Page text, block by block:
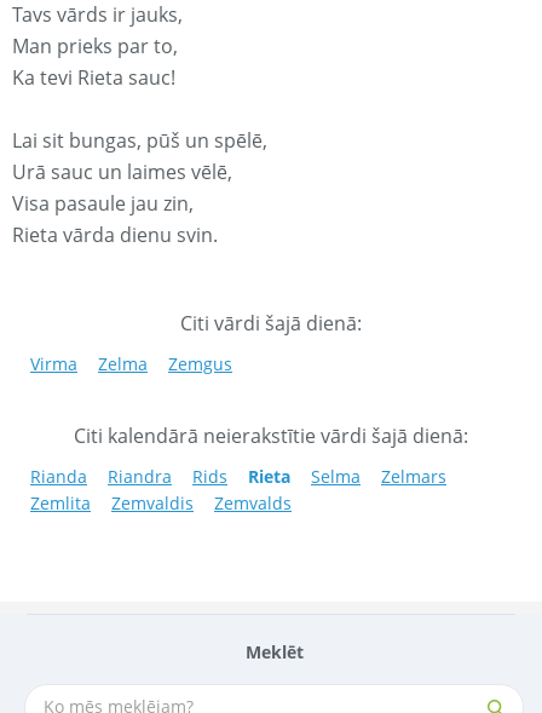
Meklēt
Tavs vārds ir jauks,
Man prieks par to,
Ka tevi Rieta sauc!
Lai sit bungas, pūš un spēlē,
Urā sauc un laimes vēlē,
Visa pasaule jau zin,
Rieta vārda dienu svin.
Citi vārdi šajā dienā:
Virma Zelma Zemgus
Citi kalendārā neierakstītie vārdi šajā dienā:
Rianda Riandra Rids Rieta Selma
Zelmars
Zemlita
Zemvaldis Zemvalds